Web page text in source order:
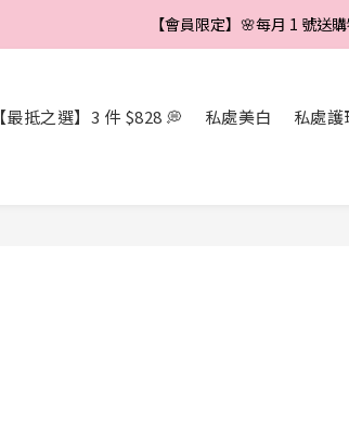
【會員限定】🌼新會員註冊即享＄
【會員限定】🌸每月 1 號送
【會員限定】🌼新會員註冊即享＄
【最抵之選】3 件 $828 💭 私處美白 私處護